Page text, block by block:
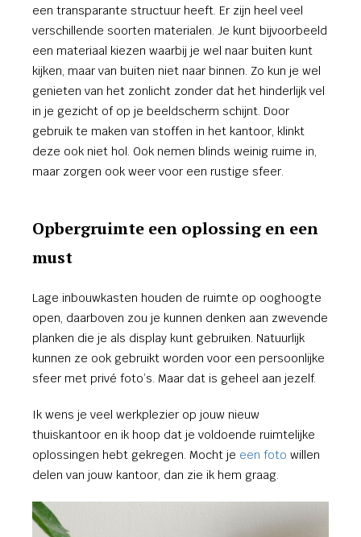
een transparante structuur heeft. Er zijn heel veel
verschillende soorten materialen. Je kunt bijvoorbeeld
een materiaal kiezen waarbij je wel naar buiten kunt
kijken, maar van buiten niet naar binnen. Zo kun je wel
genieten van het zonlicht zonder dat het hinderlijk vel
in je gezicht of op je beeldscherm schijnt. Door
gebruik te maken van stoffen in het kantoor, klinkt
deze ook niet hol. Ook nemen blinds weinig ruime in,
maar zorgen ook weer voor een rustige sfeer.
Opbergruimte een oplossing en een
must
Lage inbouwkasten houden de ruimte op ooghoogte
open, daarboven zou je kunnen denken aan zwevende
planken die je als display kunt gebruiken. Natuurlijk
kunnen ze ook gebruikt worden voor een persoonlijke
sfeer met privé foto’s. Maar dat is geheel aan jezelf.
Ik wens je veel werkplezier op jouw nieuw
thuiskantoor en ik hoop dat je voldoende ruimtelijke
oplossingen hebt gekregen. Mocht je een foto willen
delen van jouw kantoor, dan zie ik hem graag.